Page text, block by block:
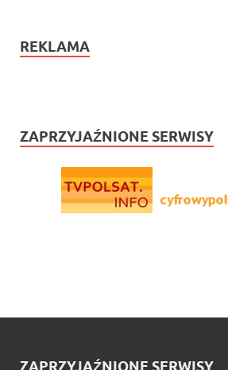
REKLAMA
ZAPRZYJAŹNIONE SERWISY
ZAPRZYJAŹNIONE SERWISY